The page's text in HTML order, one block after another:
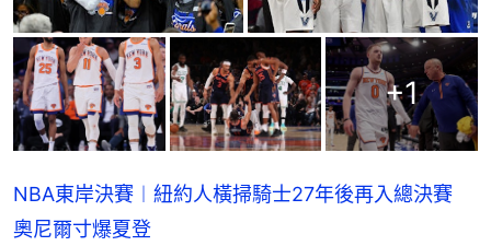
+1
NBA東岸決賽︱紐約人橫掃騎士27年後再入總決賽
奧尼爾寸爆夏登